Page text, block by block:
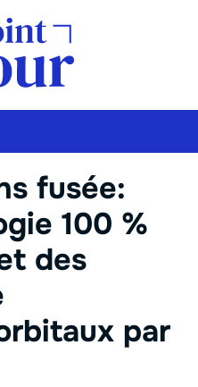
fusée:
100 %
des
par